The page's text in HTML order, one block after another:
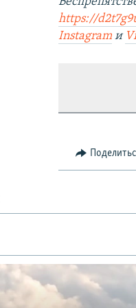
https://
Instagram и